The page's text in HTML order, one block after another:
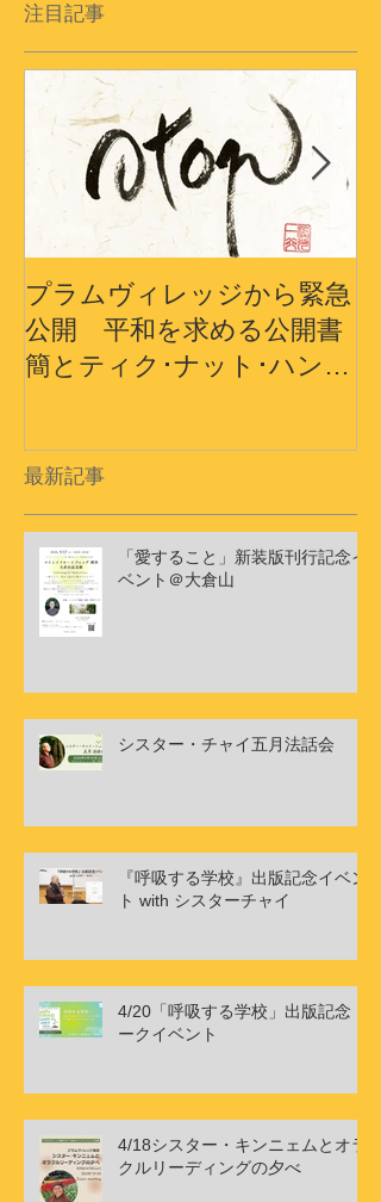
注目記事
プラムヴィレッジから緊急
公開 平和を求める公開書
簡とティク･ナット･ハン師
最新記事
「愛すること」新装版刊行記念イ
ベント＠大倉山
シスター・チャイ五月法話会
『呼吸する学校』出版記念イベン
ト with シスターチャイ
4/20「呼吸する学校」出版記念ト
ークイベント
4/18シスター・キンニェムとオラ
クルリーディングの夕べ